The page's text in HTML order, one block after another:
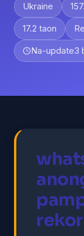
Ukraine
17.2 taon
Na-update3